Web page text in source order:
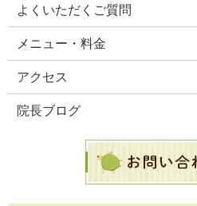
よくいただくご質問
メニュー・料金
アクセス
院長ブログ